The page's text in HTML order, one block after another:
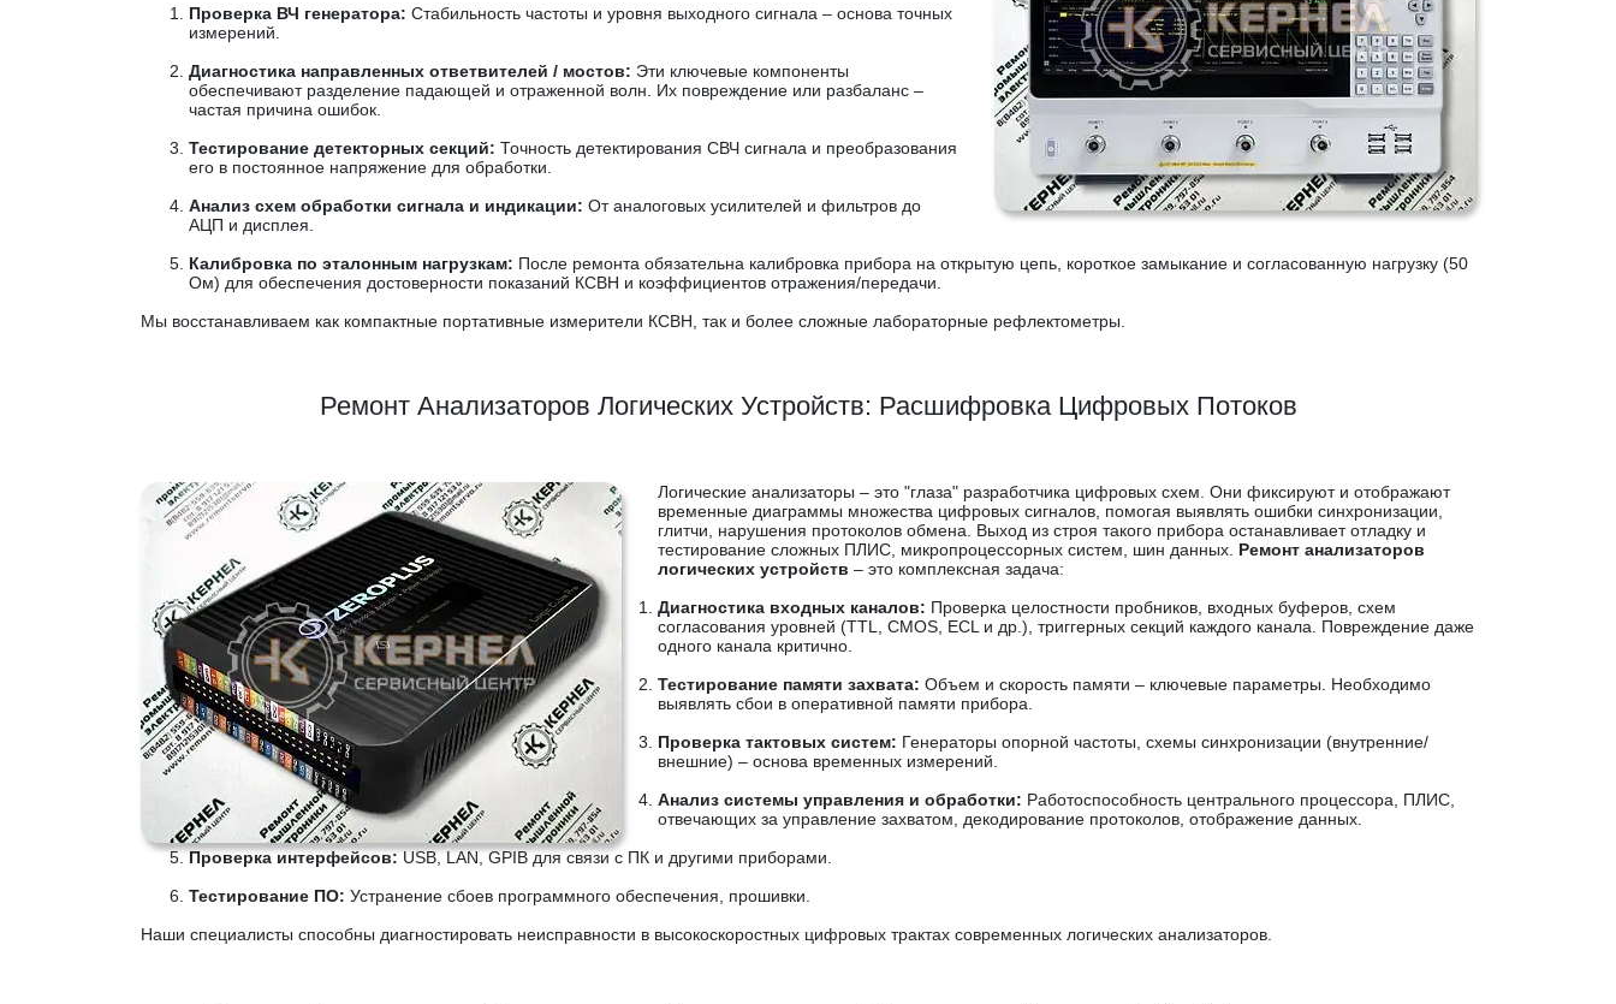
Проверка ВЧ генератора: Стабильность частоты и уровня выходного сигнала – основа точных
измерений.
Диагностика направленных ответвителей / мостов: Эти ключевые компоненты
обеспечивают разделение падающей и отраженной волн. Их повреждение или разбаланс –
частая причина ошибок.
Тестирование детекторных секций: Точность детектирования СВЧ сигнала и преобразования
его в постоянное напряжение для обработки.
Анализ схем обработки сигнала и индикации: От аналоговых усилителей и фильтров до
АЦП и дисплея.
Калибровка по эталонным нагрузкам: После ремонта обязательна калибровка прибора на открытую цепь, короткое замыкание и согласованную нагрузку (50
Ом) для обеспечения достоверности показаний КСВН и коэффициентов отражения/передачи.
Мы восстанавливаем как компактные портативные измерители КСВН, так и более сложные лабораторные рефлектометры.
Ремонт Анализаторов Логических Устройств: Расшифровка Цифровых Потоков
Логические анализаторы – это "глаза" разработчика цифровых схем. Они фиксируют и отображают
временные диаграммы множества цифровых сигналов, помогая выявлять ошибки синхронизации,
глитчи, нарушения протоколов обмена. Выход из строя такого прибора останавливает отладку и
тестирование сложных ПЛИС, микропроцессорных систем, шин данных. Ремонт анализаторов
логических устройств – это комплексная задача:
Диагностика входных каналов: Проверка целостности пробников, входных буферов, схем
согласования уровней (TTL, CMOS, ECL и др.), триггерных секций каждого канала. Повреждение даже
одного канала критично.
Тестирование памяти захвата: Объем и скорость памяти – ключевые параметры. Необходимо
выявлять сбои в оперативной памяти прибора.
Проверка тактовых систем: Генераторы опорной частоты, схемы синхронизации (внутренние/
внешние) – основа временных измерений.
Анализ системы управления и обработки: Работоспособность центрального процессора, ПЛИС,
отвечающих за управление захватом, декодирование протоколов, отображение данных.
Проверка интерфейсов:USB, LAN, GPIB для связи с ПК и другими приборами.
Тестирование ПО: Устранение сбоев программного обеспечения, прошивки.
Наши специалисты способны диагностировать неисправности в высокоскоростных цифровых трактах современных логических анализаторов.